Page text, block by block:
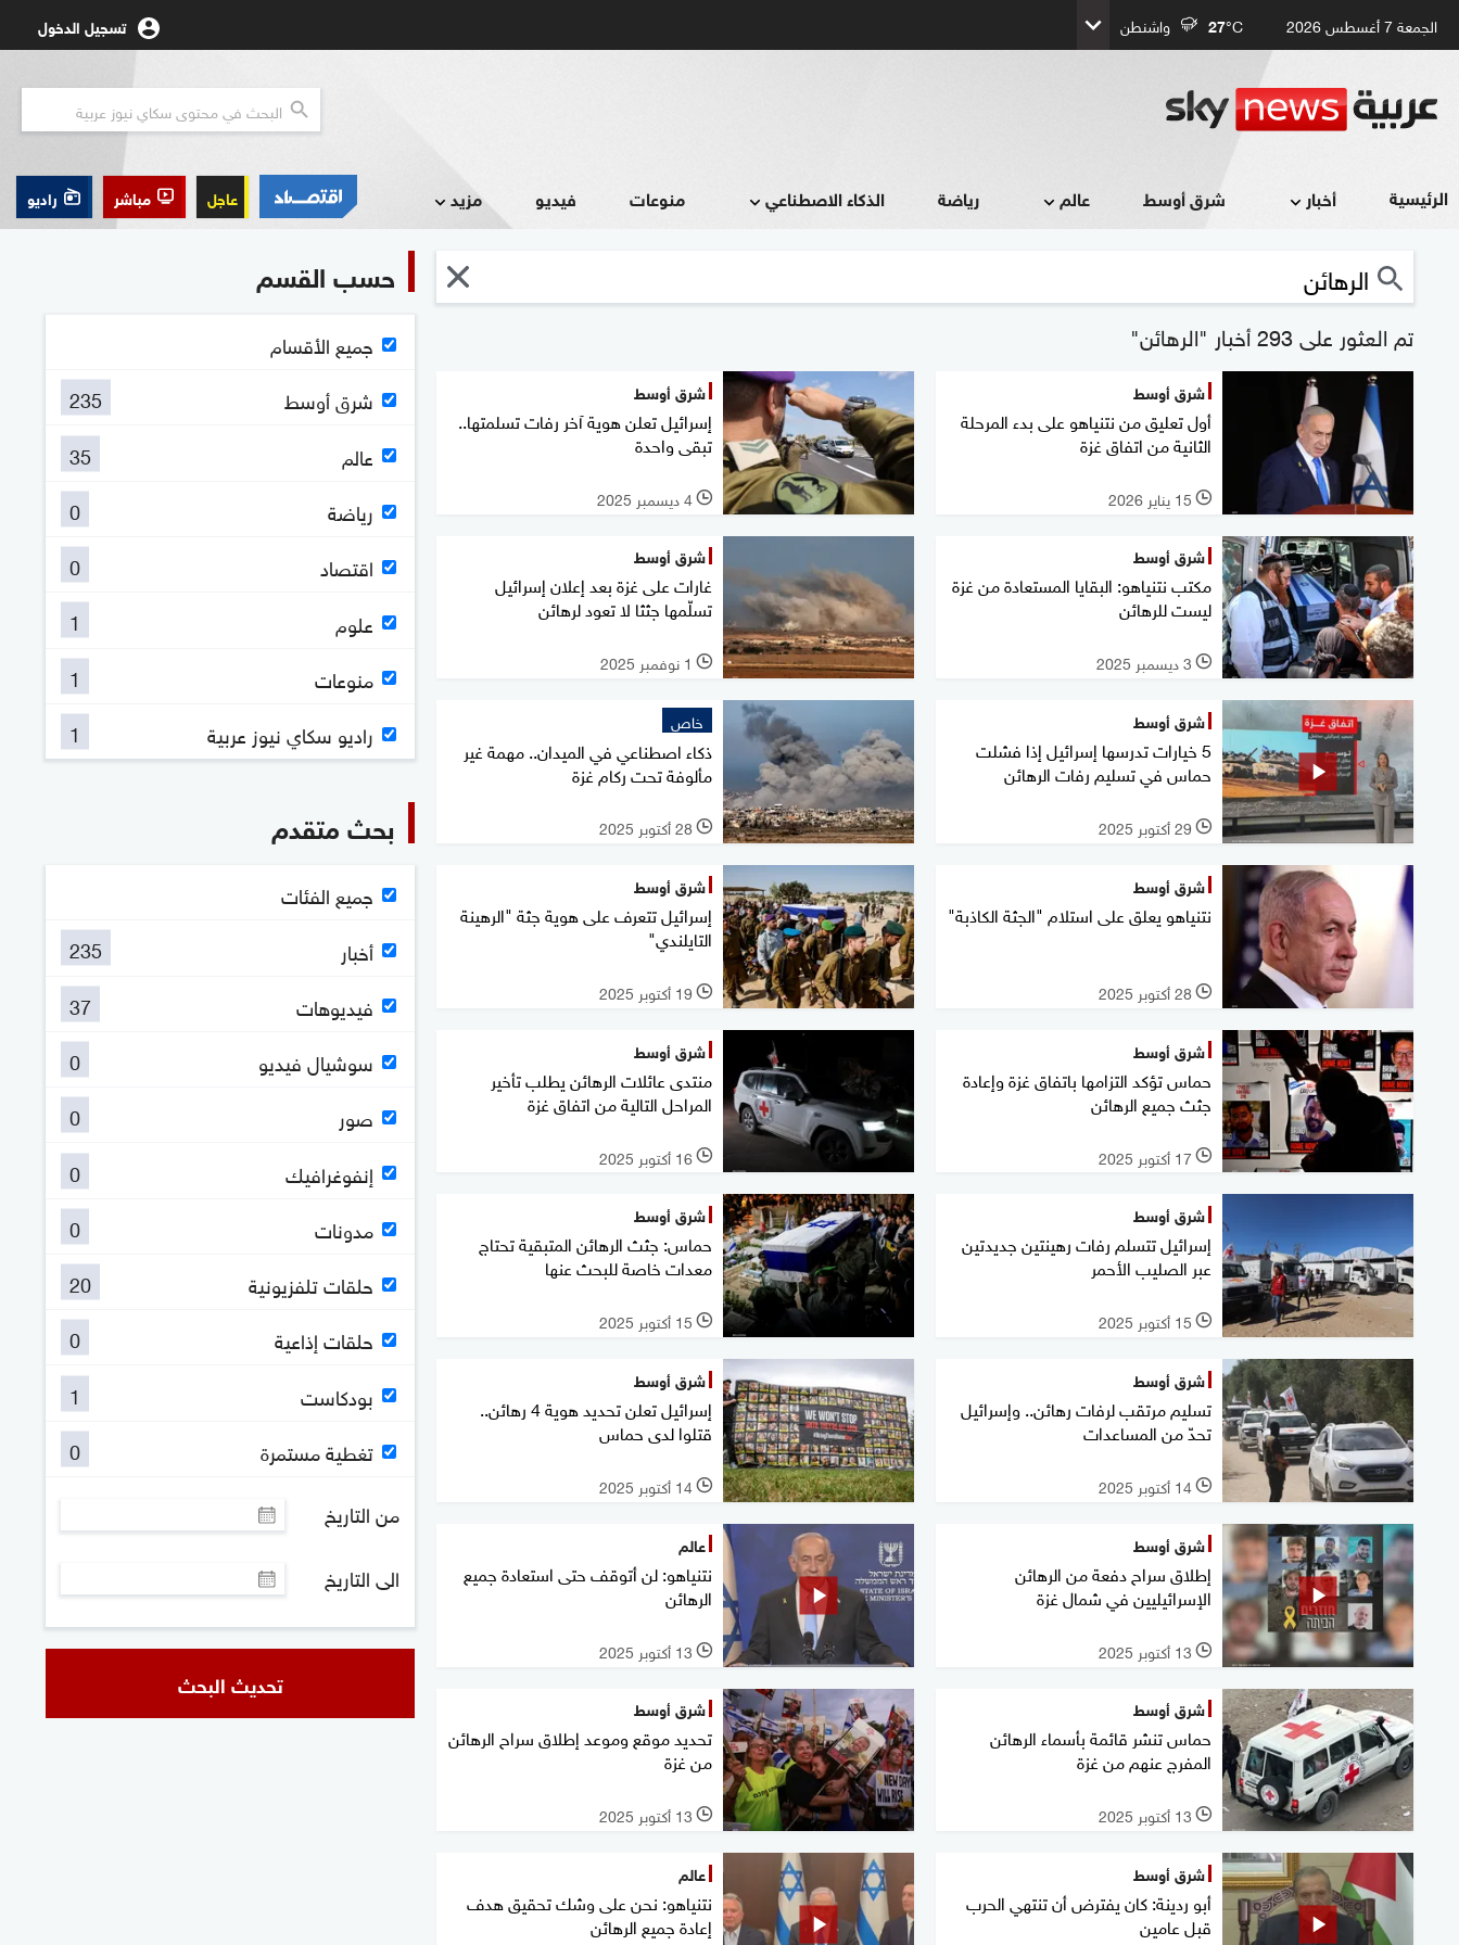
الجمعة 7 أغسطس 2026 27°C واشنطن تسجيل الدخول
الرئيسية أخبار شرق أوسط عالم رياضة الذكاء الاصطناعي منوعات فيديو مزيد عاجل مباشر راديو
تم العثور على 293 أخبار "الرهائن"
شرق أوسط
أول تعليق من نتنياهو على بدء المرحلة
الثانية من اتفاق غزة
l 15 يناير 2026
شرق أوسط
إسرائيل تعلن هوية آخر رفات تسلمتها..
تبقى واحدة
l 4 ديسمبر 2025
شرق أوسط
مكتب نتنياهو: البقايا المستعادة من غزة
ليست للرهائن
l 3 ديسمبر 2025
شرق أوسط
غارات على غزة بعد إعلان إسرائيل
تسلّمها جثثا لا تعود لرهائن
l 1 نوفمبر 2025
شرق أوسط
5 خيارات تدرسها إسرائيل إذا فشلت
حماس في تسليم رفات الرهائن
l 29 أكتوبر 2025
خاص
ذكاء اصطناعي في الميدان.. مهمة غير
مألوفة تحت ركام غزة
l 28 أكتوبر 2025
شرق أوسط
نتنياهو يعلق على استلام "الجثة الكاذبة"
l 28 أكتوبر 2025
شرق أوسط
إسرائيل تتعرف على هوية جثة "الرهينة
التايلندي"
l 19 أكتوبر 2025
شرق أوسط
حماس تؤكد التزامها باتفاق غزة وإعادة
جثث جميع الرهائن
l 17 أكتوبر 2025
شرق أوسط
منتدى عائلات الرهائن يطلب تأخير
المراحل التالية من اتفاق غزة
l 16 أكتوبر 2025
شرق أوسط
إسرائيل تتسلم رفات رهينتين جديدتين
عبر الصليب الأحمر
l 15 أكتوبر 2025
شرق أوسط
حماس: جثث الرهائن المتبقية تحتاج
معدات خاصة للبحث عنها
l 15 أكتوبر 2025
شرق أوسط
تسليم مرتقب لرفات رهائن.. وإسرائيل
تحدّ من المساعدات
l 14 أكتوبر 2025
شرق أوسط
إسرائيل تعلن تحديد هوية 4 رهائن..
قتلوا لدى حماس
l 14 أكتوبر 2025
شرق أوسط
إطلاق سراح دفعة من الرهائن
الإسرائيليين في شمال غزة
l 13 أكتوبر 2025
عالم
نتنياهو: لن أتوقف حتى استعادة جميع
الرهائن
l 13 أكتوبر 2025
شرق أوسط
حماس تنشر قائمة بأسماء الرهائن
المفرج عنهم من غزة
l 13 أكتوبر 2025
شرق أوسط
تحديد موقع وموعد إطلاق سراح الرهائن
من غزة
l 13 أكتوبر 2025
شرق أوسط
أبو ردينة: كان يفترض أن تنتهي الحرب
قبل عامين
عالم
نتنياهو: نحن على وشك تحقيق هدف
إعادة جميع الرهائن
حسب القسم
جميع الأقسام
شرق أوسط
235
عالم
35
رياضة
0
اقتصاد
0
علوم
1
منوعات
1
راديو سكاي نيوز عربية
1
بحث متقدم
جميع الفئات
أخبار
235
فيديوهات
37
سوشيال فيديو
0
صور
0
إنفوغرافيك
0
مدونات
0
حلقات تلفزيونية
20
حلقات إذاعية
0
بودكاست
1
تغطية مستمرة
0
من التاريخ
الى التاريخ
تحديث البحث